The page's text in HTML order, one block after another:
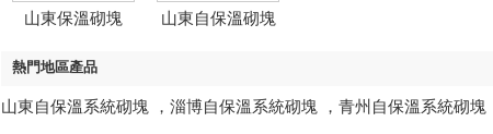
山東保溫砌塊 山東自保溫砌塊
熱門地區產品
山東自保溫系統砌塊 ， 淄博自保溫系統砌塊 ， 青州自保溫系統砌塊